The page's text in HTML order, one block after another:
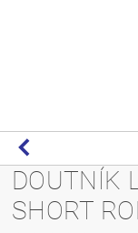
DOUTNÍK
SHORT